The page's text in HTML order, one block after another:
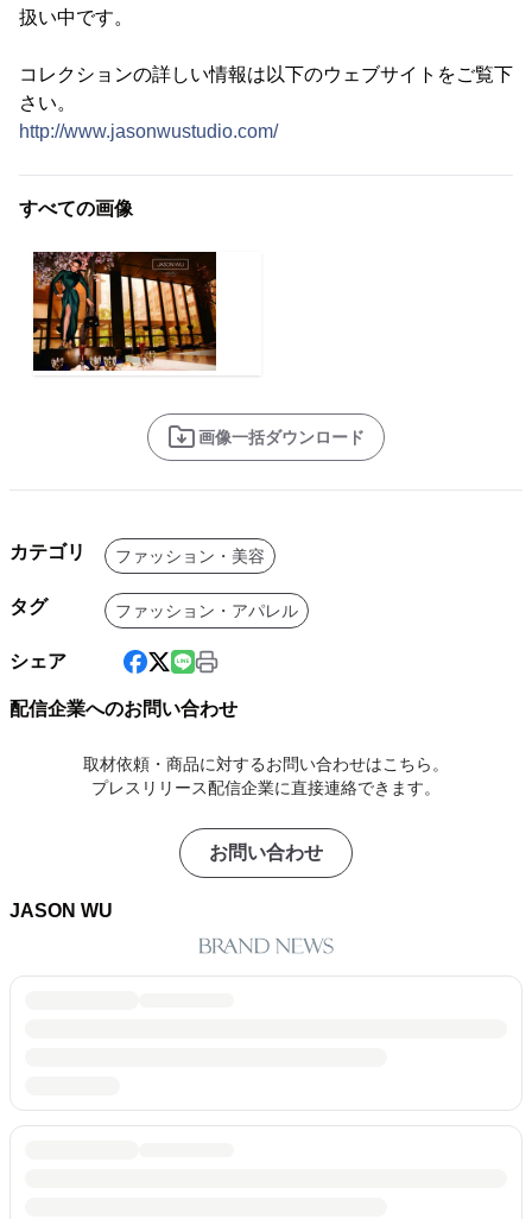
扱い中です。
コレクションの詳しい情報は以下のウェブサイトをご覧下
さい。
http://www.jasonwustudio.com/
すべての画像
画像一括ダウンロード
カテゴリ ファッション・美容
タグ ファッション・アパレル
シェア
配信企業へのお問い合わせ
取材依頼・商品に対するお問い合わせはこちら。
プレスリリース配信企業に直接連絡できます。
お問い合わせ
JASON WU